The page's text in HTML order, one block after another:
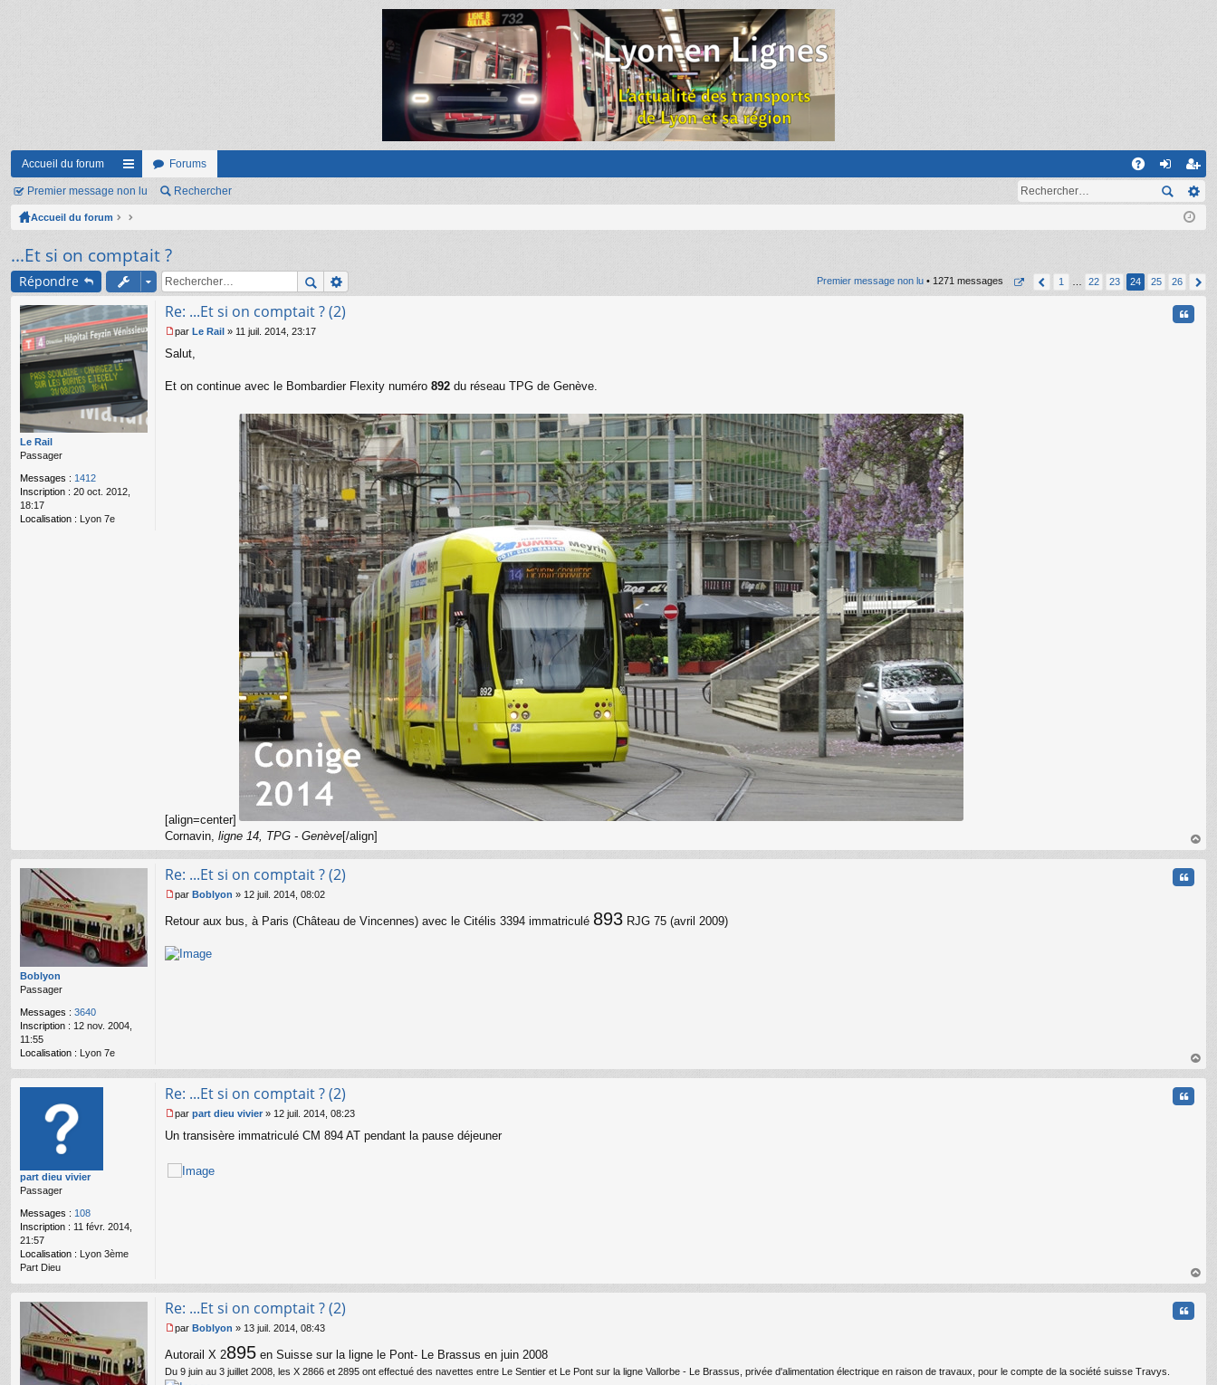
Accueil du forum
ac
co
ci
s
Forums
on
on
ns
cri
on
Premier message non lu Rechercher
Accueil du forum
...Et si on comptait ?
Répondre Premier message non lu • 1271 messages 1 22 23 24 25 26
Le Rail
Passager
Messages : 1412
Inscription : 20 oct. 2012,
18:17
Localisation : Lyon 7e
Re: ...Et si on comptait ? (2)
e
s
par Le Rail » 11 juil. 2014, 23:17
Salut,
Et on continue avec le Bombardier Flexity numéro 892 du réseau TPG de Genève.
[align=center]
Cornavin, ligne 14, TPG - Genève[/align]
au
Boblyon
Passager
Messages : 3640
Inscription : 12 nov. 2004,
11:55
Localisation : Lyon 7e
Re: ...Et si on comptait ? (2)
e
s
a
par Boblyon » 12 juil. 2014, 08:02
Retour aux bus, à Paris (Château de Vincennes) avec le Citélis 3394 immatriculé 893 RJG 75 (avril 2009)
au
part dieu vivier
Passager
Messages : 108
Inscription : 11 févr. 2014,
21:57
Localisation : Lyon 3ème
Part Dieu
Re: ...Et si on comptait ? (2)
e
s
a
par part dieu vivier » 12 juil. 2014, 08:23
Un transisère immatriculé CM 894 AT pendant la pause déjeuner
au
Re: ...Et si on comptait ? (2)
e
s
par Boblyon » 13 juil. 2014, 08:43
Autorail X 2895 en Suisse sur la ligne le Pont- Le Brassus en juin 2008
Du 9 juin au 3 juillet 2008, les X 2866 et 2895 ont effectué des navettes entre Le Sentier et Le Pont sur la ligne Vallorbe - Le Brassus, privée d'alimentation électrique en raison de travaux, pour le compte de la société suisse Travys.